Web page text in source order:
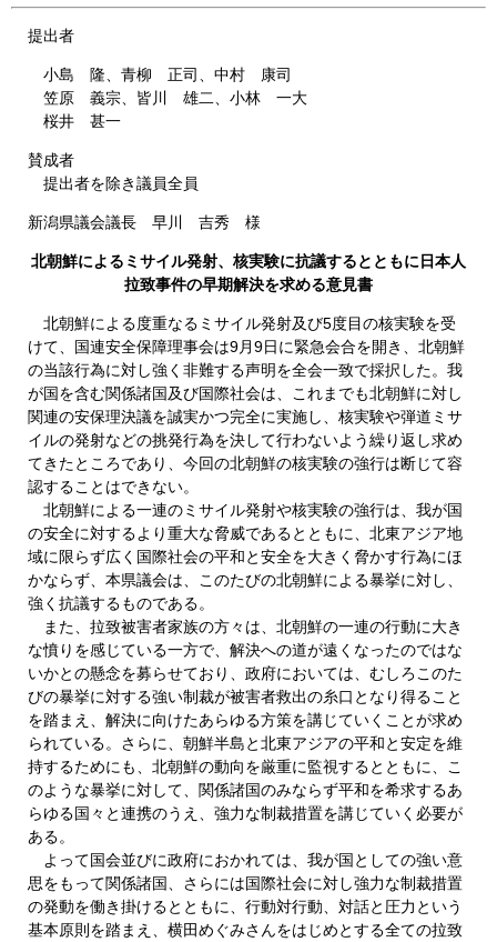
提出者
小島 隆、青柳 正司、中村 康司
笠原 義宗、皆川 雄二、小林 一大
桜井 甚一
賛成者
提出者を除き議員全員
新潟県議会議長 早川 吉秀 様
北朝鮮によるミサイル発射、核実験に抗議するとともに日本人
拉致事件の早期解決を求める意見書
北朝鮮による度重なるミサイル発射及び5度目の核実験を受
けて、国連安全保障理事会は9月9日に緊急会合を開き、北朝鮮
の当該行為に対し強く非難する声明を全会一致で採択した。我
が国を含む関係諸国及び国際社会は、これまでも北朝鮮に対し
関連の安保理決議を誠実かつ完全に実施し、核実験や弾道ミサ
イルの発射などの挑発行為を決して行わないよう繰り返し求め
てきたところであり、今回の北朝鮮の核実験の強行は断じて容
認することはできない。
北朝鮮による一連のミサイル発射や核実験の強行は、我が国
の安全に対するより重大な脅威であるとともに、北東アジア地
域に限らず広く国際社会の平和と安全を大きく脅かす行為にほ
かならず、本県議会は、このたびの北朝鮮による暴挙に対し、
強く抗議するものである。
また、拉致被害者家族の方々は、北朝鮮の一連の行動に大き
な憤りを感じている一方で、解決への道が遠くなったのではな
いかとの懸念を募らせており、政府においては、むしろこのた
びの暴挙に対する強い制裁が被害者救出の糸口となり得ること
を踏まえ、解決に向けたあらゆる方策を講じていくことが求め
られている。さらに、朝鮮半島と北東アジアの平和と安定を維
持するためにも、北朝鮮の動向を厳重に監視するとともに、こ
のような暴挙に対して、関係諸国のみならず平和を希求するあ
らゆる国々と連携のうえ、強力な制裁措置を講じていく必要が
ある。
よって国会並びに政府におかれては、我が国としての強い意
思をもって関係諸国、さらには国際社会に対し強力な制裁措置
の発動を働き掛けるとともに、行動対行動、対話と圧力という
基本原則を踏まえ、横田めぐみさんをはじめとする全ての拉致